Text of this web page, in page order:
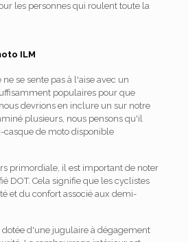
les personnes qui roulent toute la
ILM
se sente pas à l'aise avec un
populaires pour que
devrions en inclure un sur notre
plusieurs, nous pensons qu'il
de moto disponible
primordiale, il est important de noter
DOT. Cela signifie que les cyclistes
et du confort associé aux demi-
dotée d'une jugulaire à dégagement